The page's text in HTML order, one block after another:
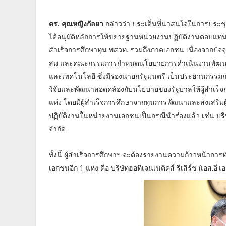
ดร. คุณหญิงกัลยา กล่าวว่า ประเด็นที่น่าสนใจในการปร
ได้อนุมัติหลักการให้ขยายฐานหน่วยงานปฏิบัติงานตอบแ
สำเร็จการศึกษาทุน พสวท. รวมถึงภาคเอกชน เนื่องจาก
สม และคณะกรรมการกำหนดนโยบายการดำเนินงานพัฒ
และเทคโนโลยี ซึ่งมีรองนายกรัฐมนตรี เป็นประธานกรร
วิจัยและพัฒนาสอดคล้องกับนโยบายของรัฐบาลให้ผู้สำเร็
แห่ง โดยมีผู้สำเร็จการศึกษาจากทุนการพัฒนาและส่งเสริ
ปฏิบัติงานในหน่วยงานเอกชนเป็นกรณีนำร่องแล้ว เช่น บ
จำกัด
ทั้งนี้ ผู้สำเร็จการศึกษาฯ จะต้องรายงานความก้าวหน้ากา
เอกชนอีก 1 แห่ง คือ บริษัทฮอทิเจนเนติคส์ รีเสิร์ช (เอส.อี.เ